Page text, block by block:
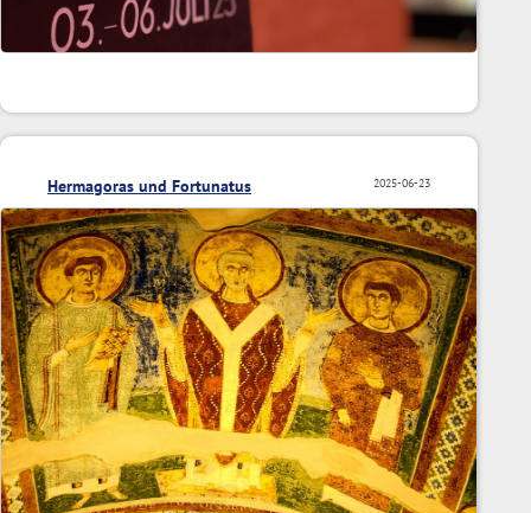
2025-06-23
Hermagoras und Fortunatus